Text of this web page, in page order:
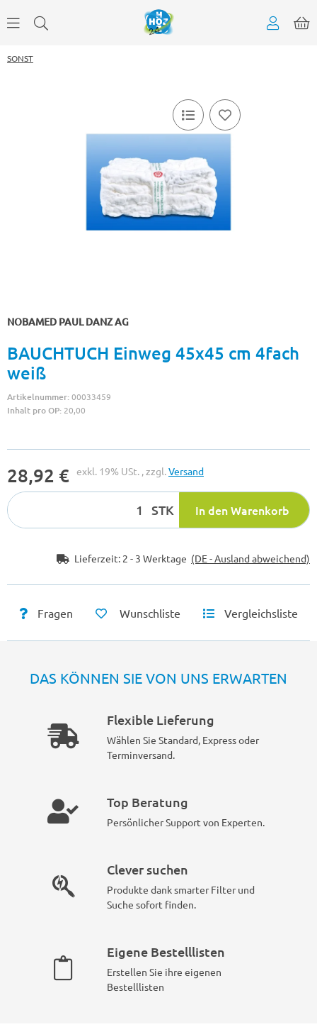
SONST
NOBAMED PAUL DANZ AG
BAUCHTUCH Einweg 45x45 cm 4fach
weiß
Artikelnummer:00033459
Inhalt pro OP: 20,00
28,92 € exkl. 19% USt. , zzgl.Versand
STK In den Warenkorb
Lieferzeit: 2 - 3 Werktage (DE - Ausland abweichend)
Fragen Wunschliste Vergleichsliste
DAS KÖNNEN SIE VON UNS ERWARTEN
Flexible Lieferung
Wählen Sie Standard, Express oder
Terminversand.
Top Beratung
Persönlicher Support von Experten.
Clever suchen
Produkte dank smarter Filter und
Suche sofort finden.
Eigene Bestelllisten
Erstellen Sie ihre eigenen
Bestelllisten